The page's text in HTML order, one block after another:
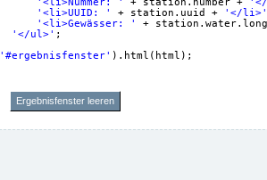
'<li>UUID: '
+ station.uuid +
'</li>'
'<li>Gewässer: '
+
'</ul>' ;
'#ergebnisfenster' ).html(html);
Ergebnisfenster leeren